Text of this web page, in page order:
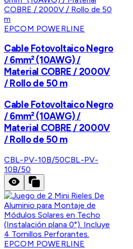
EPCOM POWERLINE
Cable Fotovoltaico Negro
/ 6mm² (10AWG) /
Material COBRE / 2000V
/ Rollo de 50 m
Cable Fotovoltaico Negro
/ 6mm² (10AWG) /
Material COBRE / 2000V
/ Rollo de 50 m
CBL-PV-10B/50CBL-PV-
10B/50
EPCOM POWERLINE